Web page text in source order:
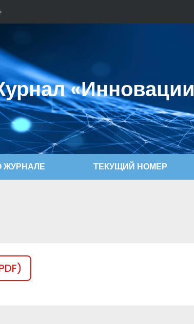
ЖУРНАЛЕ ТЕКУЩИЙ НОМЕР